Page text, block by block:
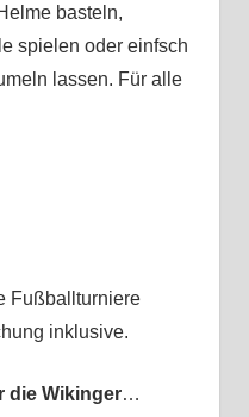
basteln,
spielen oder einfsch
lassen. Für alle
Fußballturniere
inklusive.
die Wikinger…